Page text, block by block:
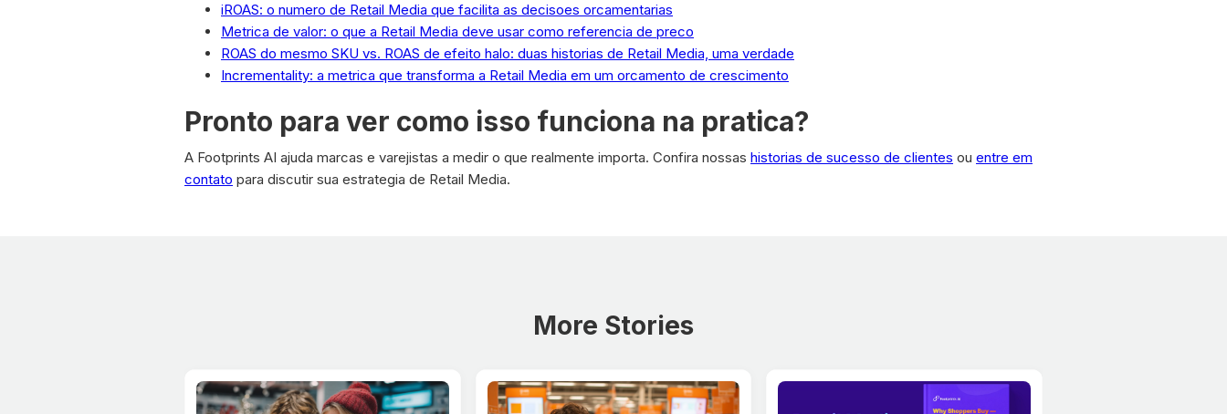
iROAS: o numero de Retail Media que facilita as decisoes orcamentarias
Metrica de valor: o que a Retail Media deve usar como referencia de preco
ROAS do mesmo SKU vs. ROAS de efeito halo: duas historias de Retail Media, uma verdade
Incrementality: a metrica que transforma a Retail Media em um orcamento de crescimento
Pronto para ver como isso funciona na pratica?
A Footprints AI ajuda marcas e varejistas a medir o que realmente importa. Confira nossas historias de sucesso de clientes ou entre em
contato para discutir sua estrategia de Retail Media.
More Stories